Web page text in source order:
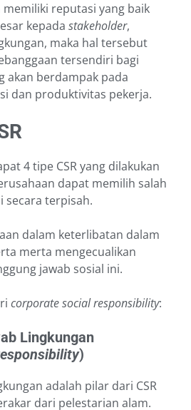
reputasi yang baik
kepada stakeholder,
maka hal tersebut
tersendiri bagi
akan berdampak pada
dan produktivitas pekerja.
4 tipe CSR yang dilakukan
dapat memilih salah
secara terpisah.
dalam keterlibatan dalam
merta mengecualikan
jawab sosial ini.
corporate social responsibility:
Lingkungan
)
adalah pilar dari CSR
dari pelestarian alam.